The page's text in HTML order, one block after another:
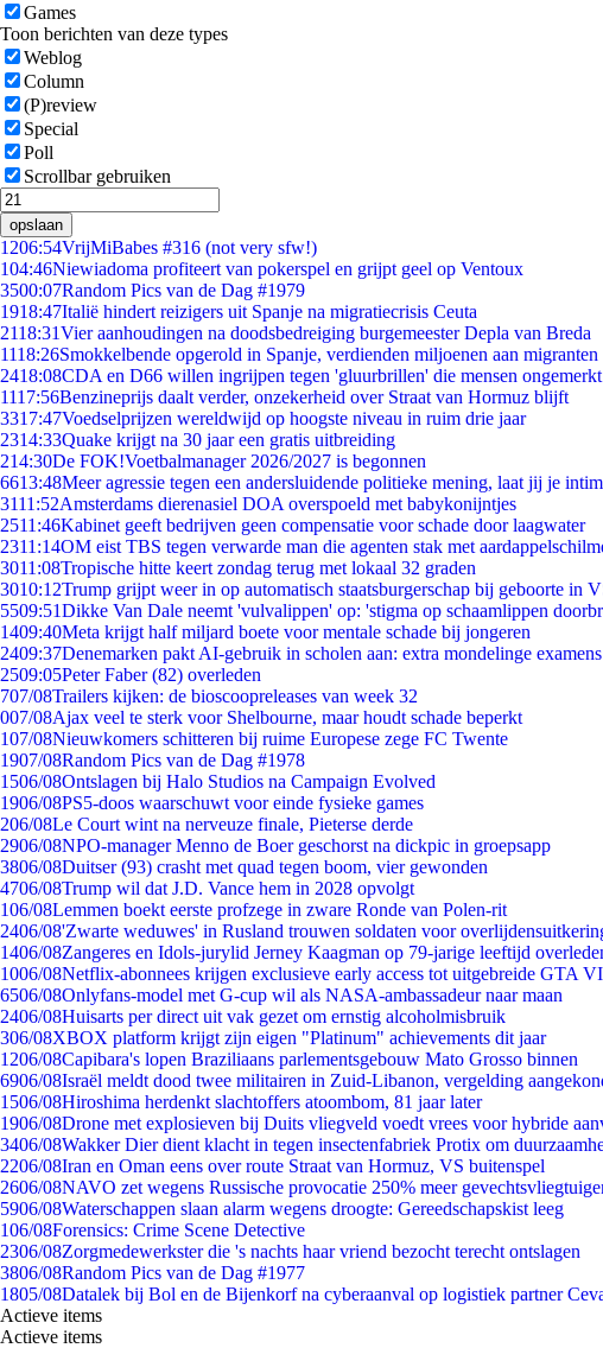
Games
Toon berichten van deze types
Weblog
Column
(P)review
Special
Poll
Scrollbar gebruiken
opslaan
1206:54VrijMiBabes #316 (not very sfw!)
104:46Niewiadoma profiteert van pokerspel en grijpt geel op Ventoux
3500:07Random Pics van de Dag #1979
1918:47Italië hindert reizigers uit Spanje na migratiecrisis Ceuta
2118:31Vier aanhoudingen na doodsbedreiging burgemeester Depla van Breda
1118:26Smokkelbende opgerold in Spanje, verdienden miljoenen aan migranten
2418:08CDA en D66 willen ingrijpen tegen 'gluurbrillen' die mensen
1117:56Benzineprijs daalt verder, onzekerheid over Straat van Hormuz blijft
3317:47Voedselprijzen wereldwijd op hoogste niveau in ruim drie jaar
2314:33Quake krijgt na 30 jaar een gratis uitbreiding
214:30De FOK!Voetbalmanager 2026/2027 is begonnen
6613:48Meer agressie tegen een andersluidende politieke mening, laat jij je
3111:52Amsterdams dierenasiel DOA overspoeld met babykonijntjes
2511:46Kabinet geeft bedrijven geen compensatie voor schade door laagwater
2311:14OM eist TBS tegen verwarde man die agenten stak met
3011:08Tropische hitte keert zondag terug met lokaal 32 graden
3010:12Trump grijpt weer in op automatisch staatsburgerschap bij geboorte in
5509:51Dikke Van Dale neemt 'vulvalippen' op: 'stigma op schaamlippen
1409:40Meta krijgt half miljard boete voor mentale schade bij jongeren
2409:37Denemarken pakt AI-gebruik in scholen aan: extra mondelinge examens
2509:05Peter Faber (82) overleden
707/08Trailers kijken: de bioscoopreleases van week 32
007/08Ajax veel te sterk voor Shelbourne, maar houdt schade beperkt
107/08Nieuwkomers schitteren bij ruime Europese zege FC Twente
1907/08Random Pics van de Dag #1978
1506/08Ontslagen bij Halo Studios na Campaign Evolved
1906/08PS5-doos waarschuwt voor einde fysieke games
206/08Le Court wint na nerveuze finale, Pieterse derde
2906/08NPO-manager Menno de Boer geschorst na dickpic in groepsapp
3806/08Duitser (93) crasht met quad tegen boom, vier gewonden
4706/08Trump wil dat J.D. Vance hem in 2028 opvolgt
106/08Lemmen boekt eerste profzege in zware Ronde van Polen-rit
2406/08'Zwarte weduwes' in Rusland trouwen soldaten voor
1406/08Zangeres en Idols-jurylid Jerney Kaagman op 79-jarige leeftijd
1006/08Netflix-abonnees krijgen exclusieve early access tot uitgebreide GTA
6506/08Onlyfans-model met G-cup wil als NASA-ambassadeur naar maan
2406/08Huisarts per direct uit vak gezet om ernstig alcoholmisbruik
306/08XBOX platform krijgt zijn eigen "Platinum" achievements dit jaar
1206/08Capibara's lopen Braziliaans parlementsgebouw Mato Grosso binnen
6906/08Israël meldt dood twee militairen in Zuid-Libanon, vergelding
1506/08Hiroshima herdenkt slachtoffers atoombom, 81 jaar later
1906/08Drone met explosieven bij Duits vliegveld voedt vrees voor hybride
3406/08Wakker Dier dient klacht in tegen insectenfabriek Protix om
2206/08Iran en Oman eens over route Straat van Hormuz, VS buitenspel
2606/08NAVO zet wegens Russische provocatie 250% meer
5906/08Waterschappen slaan alarm wegens droogte: Gereedschapskist leeg
106/08Forensics: Crime Scene Detective
2306/08Zorgmedewerkster die 's nachts haar vriend bezocht terecht ontslagen
3806/08Random Pics van de Dag #1977
1805/08Datalek bij Bol en de Bijenkorf na cyberaanval op logistiek partner
Actieve items
Actieve items